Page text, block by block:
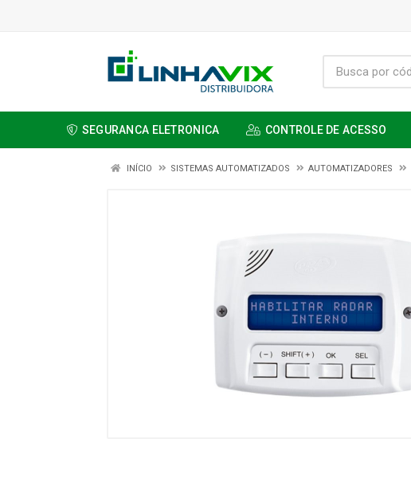
SEGURANCA ELETRONICA CONTROLE DE ACESSO
INÍCIO SISTEMAS AUTOMATIZADOS AUTOMATIZADORES